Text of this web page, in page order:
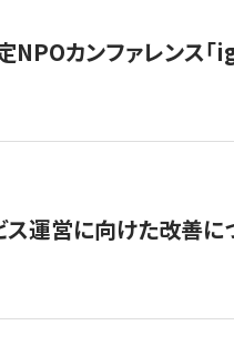
NPOカンファレンス
運営に向けた改善に